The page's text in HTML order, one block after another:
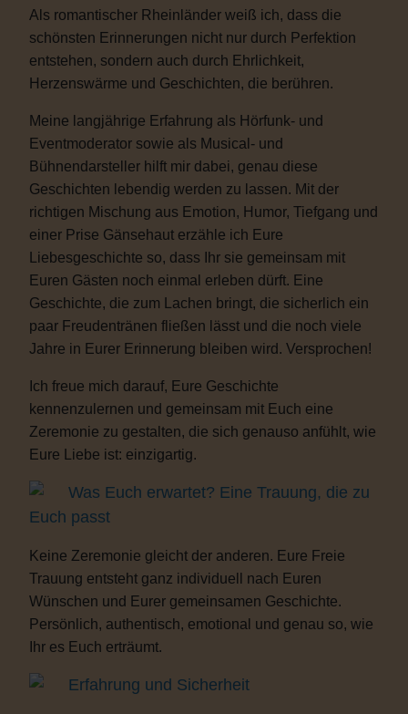
Als romantischer Rheinländer weiß ich, dass die
schönsten Erinnerungen nicht nur durch Perfektion
entstehen, sondern auch durch Ehrlichkeit,
Herzenswärme und Geschichten, die berühren.
Meine langjährige Erfahrung als Hörfunk- und
Eventmoderator sowie als Musical- und
Bühnendarsteller hilft mir dabei, genau diese
Geschichten lebendig werden zu lassen. Mit der
richtigen Mischung aus Emotion, Humor, Tiefgang und
einer Prise Gänsehaut erzähle ich Eure
Liebesgeschichte so, dass Ihr sie gemeinsam mit
Euren Gästen noch einmal erleben dürft. Eine
Geschichte, die zum Lachen bringt, die sicherlich ein
paar Freudentränen fließen lässt und die noch viele
Jahre in Eurer Erinnerung bleiben wird. Versprochen!
Ich freue mich darauf, Eure Geschichte
kennenzulernen und gemeinsam mit Euch eine
Zeremonie zu gestalten, die sich genauso anfühlt, wie
Eure Liebe ist: einzigartig.
Was Euch erwartet? Eine Trauung, die zu
Euch passt
Keine Zeremonie gleicht der anderen. Eure Freie
Trauung entsteht ganz individuell nach Euren
Wünschen und Eurer gemeinsamen Geschichte.
Persönlich, authentisch, emotional und genau so, wie
Ihr es Euch erträumt.
Erfahrung und Sicherheit